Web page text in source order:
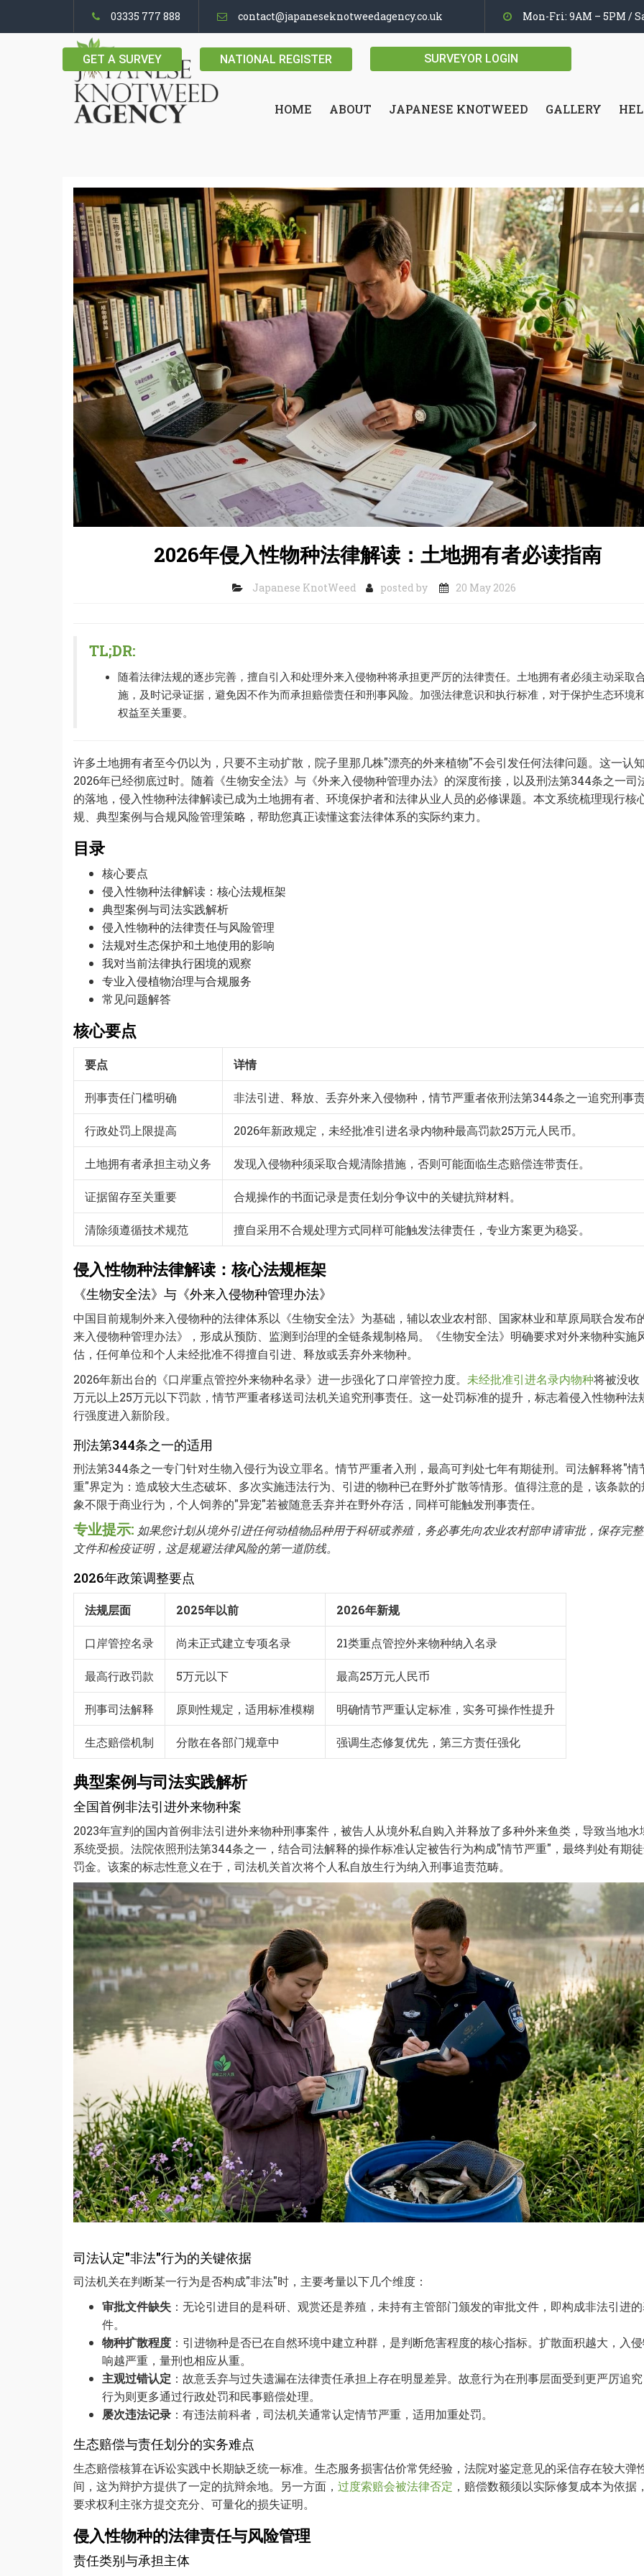
03335 777 888 contact@japaneseknotweedagency.co.uk Mon-Fri: 9AM – 5PM /
GET A SURVEY NATIONAL REGISTER SURVEYOR LOGIN
HOME ABOUT JAPANESE KNOTWEED GALLERY
2026年侵入性物种法律解读：土地拥有者必读指南
Japanese KnotWeed posted by 20 May 2026
TL;DR:
随着法律法规的逐步完善，擅自引入和处理外来入侵物种将承担更严厉的法律责任。土地拥有者必须主动采取
施，及时记录证据，避免因不作为而承担赔偿责任和刑事风险。加强法律意识和执行标准，对于保护生态环境
权益至关重要。
许多土地拥有者至今仍以为，只要不主动扩散，院子里那几株"漂亮的外来植物"不会引发任何法律问题。这一认
2026年已经彻底过时。随着《生物安全法》与《外来入侵物种管理办法》的深度衔接，以及刑法第344条之一司
的落地，侵入性物种法律解读已成为土地拥有者、环境保护者和法律从业人员的必修课题。本文系统梳理现行核
规、典型案例与合规风险管理策略，帮助您真正读懂这套法律体系的实际约束力。
目录
核心要点
侵入性物种法律解读：核心法规框架
典型案例与司法实践解析
侵入性物种的法律责任与风险管理
法规对生态保护和土地使用的影响
我对当前法律执行困境的观察
专业入侵植物治理与合规服务
常见问题解答
核心要点
要点 详情
刑事责任门槛明确 非法引进、释放、丢弃外来入侵物种，情节严重者依刑法第344条之一追究刑事
行政处罚上限提高 2026年新政规定，未经批准引进名录内物种最高罚款25万元人民币。
土地拥有者承担主动义务 发现入侵物种须采取合规清除措施，否则可能面临生态赔偿连带责任。
证据留存至关重要 合规操作的书面记录是责任划分争议中的关键抗辩材料。
清除须遵循技术规范 擅自采用不合规处理方式同样可能触发法律责任，专业方案更为稳妥。
侵入性物种法律解读：核心法规框架
《生物安全法》与《外来入侵物种管理办法》
中国目前规制外来入侵物种的法律体系以《生物安全法》为基础，辅以农业农村部、国家林业和草原局联合发布
来入侵物种管理办法》，形成从预防、监测到治理的全链条规制格局。《生物安全法》明确要求对外来物种实施
估，任何单位和个人未经批准不得擅自引进、释放或丢弃外来物种。
2026年新出台的《口岸重点管控外来物种名录》进一步强化了口岸管控力度。 未经批准引进名录内物种将被没收
万元以上25万元以下罚款，情节严重者移送司法机关追究刑事责任。这一处罚标准的提升，标志着侵入性物种法
行强度进入新阶段。
刑法第344条之一的适用
刑法第344条之一专门针对生物入侵行为设立罪名。情节严重者入刑，最高可判处七年有期徒刑。司法解释将"情
重"界定为：造成较大生态破坏、多次实施违法行为、引进的物种已在野外扩散等情形。值得注意的是，该条款
象不限于商业行为，个人饲养的"异宠"若被随意丢弃并在野外存活，同样可能触发刑事责任。
专业提示: 如果您计划从境外引进任何动植物品种用于科研或养殖，务必事先向农业农村部申请审批，保存完
文件和检疫证明，这是规避法律风险的第一道防线。
2026年政策调整要点
法规层面 2025年以前 2026年新规
口岸管控名录 尚未正式建立专项名录 21类重点管控外来物种纳入名录
最高行政罚款 5万元以下 最高25万元人民币
刑事司法解释 原则性规定，适用标准模糊 明确情节严重认定标准，实务可操作性提升
生态赔偿机制 分散在各部门规章中 强调生态修复优先，第三方责任强化
典型案例与司法实践解析
全国首例非法引进外来物种案
2023年宣判的国内首例非法引进外来物种刑事案件，被告人从境外私自购入并释放了多种外来鱼类，导致当地水
系统受损。法院依照刑法第344条之一，结合司法解释的操作标准认定被告行为构成"情节严重"，最终判处有期
罚金。该案的标志性意义在于，司法机关首次将个人私自放生行为纳入刑事追责范畴。
司法认定"非法"行为的关键依据
司法机关在判断某一行为是否构成"非法"时，主要考量以下几个维度：
审批文件缺失 ：无论引进目的是科研、观赏还是养殖，未持有主管部门颁发的审批文件，即构成非法引进
件。
物种扩散程度 ：引进物种是否已在自然环境中建立种群，是判断危害程度的核心指标。扩散面积越大，入
响越严重，量刑也相应从重。
主观过错认定 ：故意丢弃与过失遗漏在法律责任承担上存在明显差异。故意行为在刑事层面受到更严厉追
行为则更多通过行政处罚和民事赔偿处理。
屡次违法记录 ：有违法前科者，司法机关通常认定情节严重，适用加重处罚。
生态赔偿与责任划分的实务难点
生态赔偿核算在诉讼实践中长期缺乏统一标准。生态服务损害估价常凭经验，法院对鉴定意见的采信存在较大弹
间，这为辩护方提供了一定的抗辩余地。另一方面， 过度索赔会被法律否定 ，赔偿数额须以实际修复成本为依据
要求权利主张方提交充分、可量化的损失证明。
侵入性物种的法律责任与风险管理
责任类别与承担主体